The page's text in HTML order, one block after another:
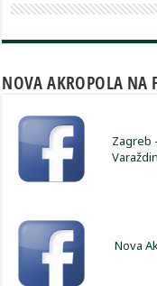
NOVA AKROPOLA NA
Zagreb
Varaždin
Nova